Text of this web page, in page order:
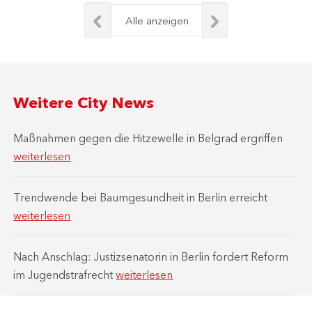
Alle anzeigen
Weitere City News
Maßnahmen gegen die Hitzewelle in Belgrad ergriffen
weiterlesen
Trendwende bei Baumgesundheit in Berlin erreicht
weiterlesen
Nach Anschlag: Justizsenatorin in Berlin fordert Reform
im Jugendstrafrechtweiterlesen